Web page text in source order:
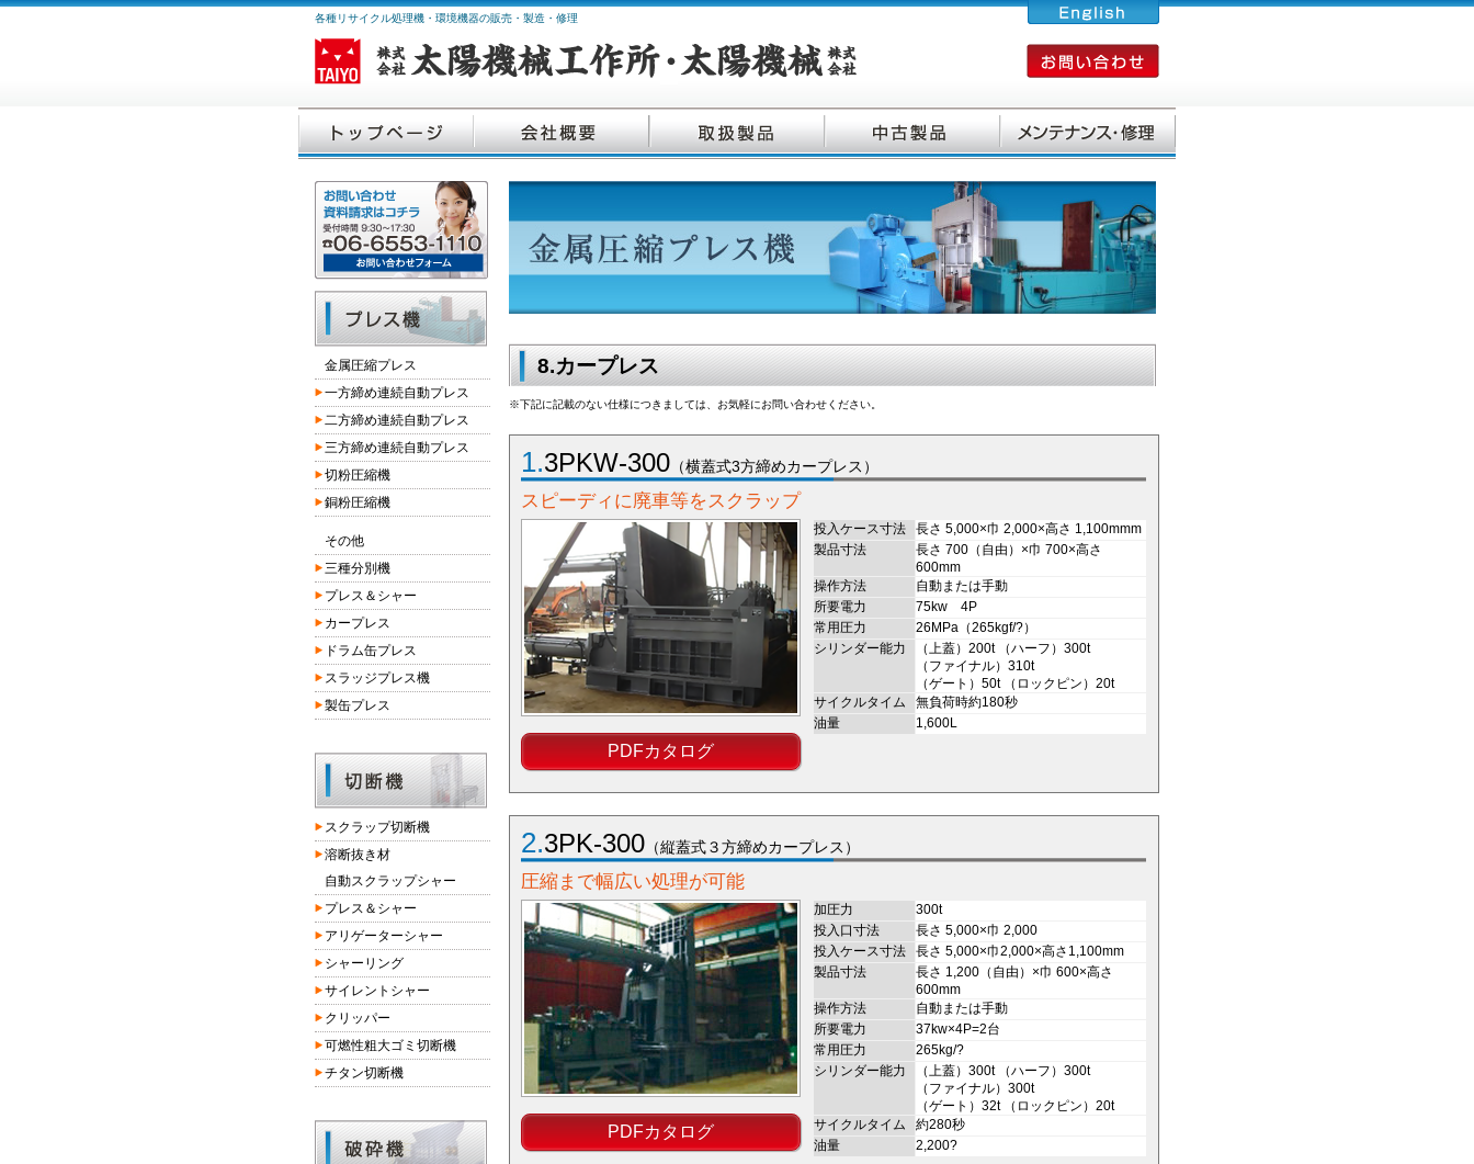
各種リサイクル処理機・環境機器の販売・製造・修理
8.カープレス
※下記に記載のない仕様につきましては、お気軽にお問い合わせください。
1.3PKW-300 （横蓋式3方締めカープレス）
スピーディに廃車等をスクラップ
PDFカタログ
投入ケース寸法
長さ 5,000×巾 2,000×高さ 1,100mmm
製品寸法
長さ 700（自由）×巾 700×高さ
600mm
操作方法
自動または手動
所要電力
75kw 4P
常用圧力
26MPa（265kgf/?）
シリンダー能力
（上蓋）200t （ハーフ）300t
（ファイナル）310t
（ゲート）50t （ロックピン）20t
サイクルタイム
無負荷時約180秒
油量
1,600L
2.3PK-300 （縦蓋式３方締めカープレス）
圧縮まで幅広い処理が可能
PDFカタログ
加圧力
300t
投入口寸法
長さ 5,000×巾 2,000
投入ケース寸法
長さ 5,000×巾2,000×高さ1,100mm
製品寸法
長さ 1,200（自由）×巾 600×高さ
600mm
操作方法
自動または手動
所要電力
37kw×4P=2台
常用圧力
265kg/?
シリンダー能力
（上蓋）300t （ハーフ）300t
（ファイナル）300t
（ゲート）32t （ロックピン）20t
サイクルタイム
約280秒
油量
2,200?
金属圧縮プレス
一方締め連続自動プレス
二方締め連続自動プレス
三方締め連続自動プレス
切粉圧縮機
銅粉圧縮機
その他
三種分別機
プレス＆シャー
カープレス
ドラム缶プレス
スラッジプレス機
製缶プレス
スクラップ切断機
溶断抜き材
自動スクラップシャー
プレス＆シャー
アリゲーターシャー
シャーリング
サイレントシャー
クリッパー
可燃性粗大ゴミ切断機
チタン切断機